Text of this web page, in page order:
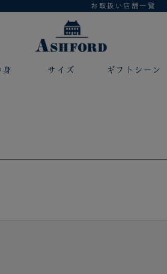
お取扱い店舗一覧
身 サイズ ギフトシーン